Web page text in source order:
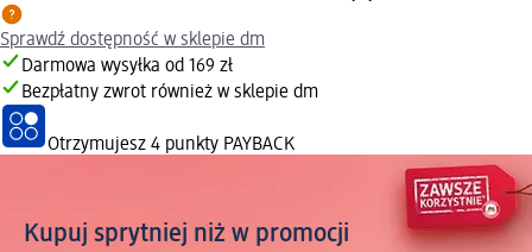
Sprawdź dostępność w sklepie dm
Darmowa wysyłka od 169 zł
Bezpłatny zwrot również w sklepie dm
Otrzymujesz 4 punkty PAYBACK
Kupuj sprytniej niż w promocji